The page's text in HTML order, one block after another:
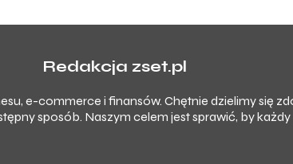
Redakcja zset.pl
e-commerce i finansów. Chętnie dzielimy się
sposób. Naszym celem jest sprawić, by